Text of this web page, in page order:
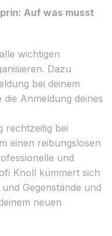
Auf was musst
wichtigen
Dazu
bei deinem
Anmeldung deines
rechtzeitig bei
einen reibungslosen
und
Knoll kümmert sich
Gegenstände und
neuen